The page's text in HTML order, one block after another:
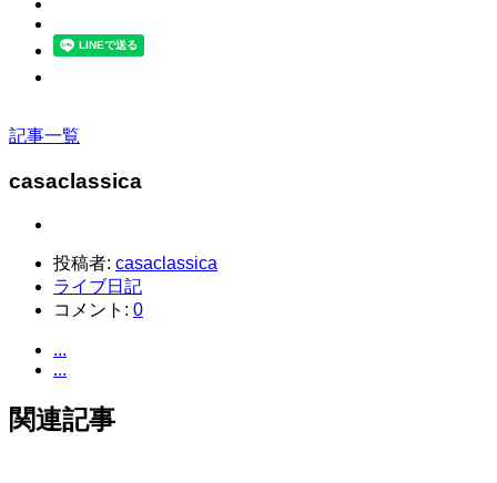
記事一覧
casaclassica
投稿者: casaclassica
ライブ日記
コメント: 0
...
...
関連記事